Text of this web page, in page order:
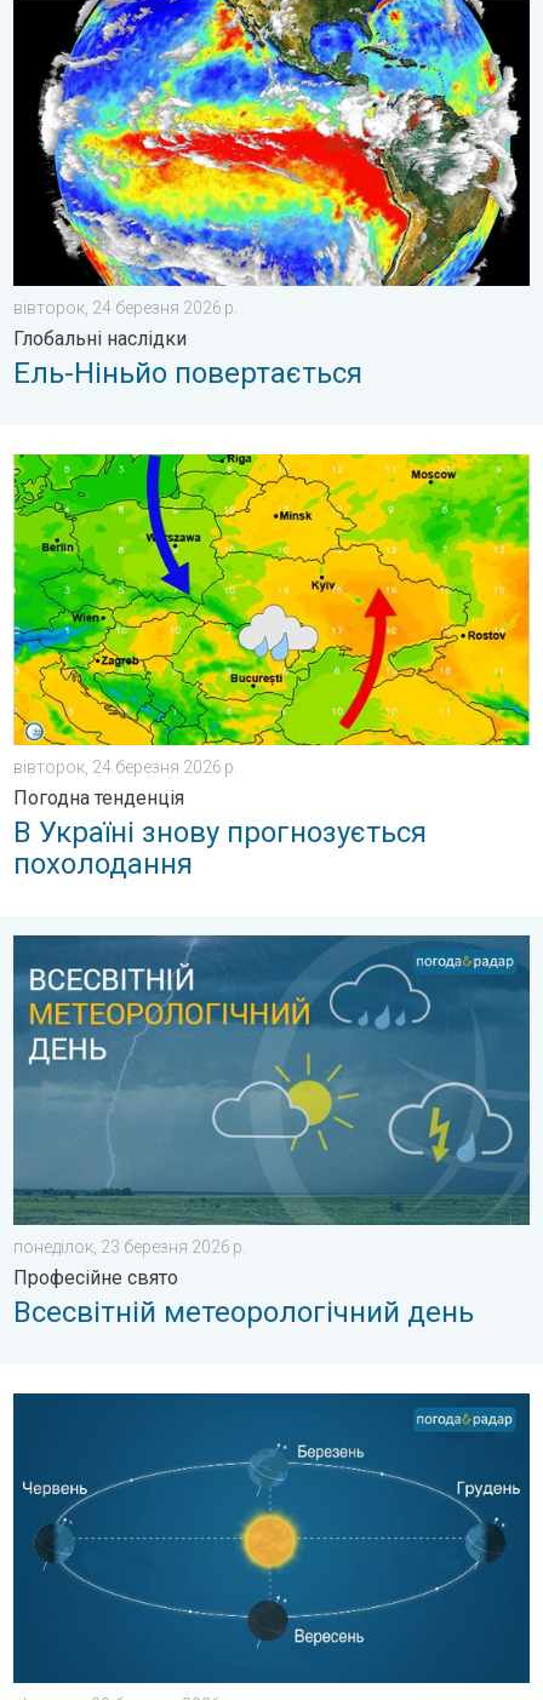
вівторок, 24 березня 2026 р.
Глобальні наслідки
Ель-Ніньйо повертається
В Україні знову прогнозується похолодання. Погодна
вівторок, 24 березня 2026 р.
Погодна тенденція
В Україні знову прогнозується
похолодання
Всесвітній метеорологічний день. Професійне свято. . .
понеділок, 23 березня 2026 р.
Професійне свято
Всесвітній метеорологічний день
Дні стають довшими!. Весняне рівнодення. . . пʼятниця, 20